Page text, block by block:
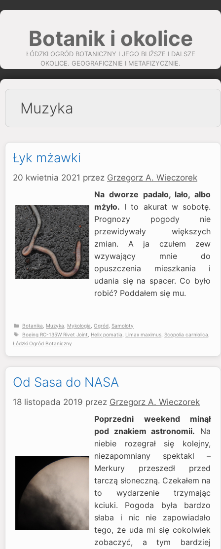
Przejdź
Botanik i okolice
ŁÓDZKI OGRÓD BOTANICZNY I JEGO BLIŻSZE I DALSZE
OKOLICE. GEOGRAFICZNIE I METAFIZYCZNIE.
Muzyka
Łyk mżawki
20 kwietnia 2021 przez Grzegorz A. Wieczorek
Na dworze padało, lało, albo
mżyło. I to akurat w sobotę.
Prognozy pogody nie
przewidywały większych
zmian. A ja czułem zew
wzywający mnie do
opuszczenia mieszkania i
udania się na spacer. Co było
robić? Poddałem się mu.
Kategorie
Botanika Muzyka Mykologia Ogród Samoloty
Tagi
Boeing RC-135W Rivet Joint Helix pomatia Limax maximus Scopolia carniolica
Łódzki Ogród Botaniczny
Od Sasa do NASA
18 listopada 2019 przez Grzegorz A. Wieczorek
Poprzedni weekend minął
pod znakiem astronomii. Na
niebie rozegrał się kolejny,
niezapomniany spektakl –
Merkury przeszedł przed
tarczą słoneczną. Czekałem na
to wydarzenie trzymając
kciuki. Pogoda była bardzo
słaba i nic nie zapowiadało
tego, że uda mi się cokolwiek
zobaczyć, a tym bardziej